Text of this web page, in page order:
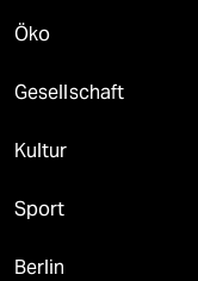
Öko
Gesellschaft
Kultur
Sport
Berlin